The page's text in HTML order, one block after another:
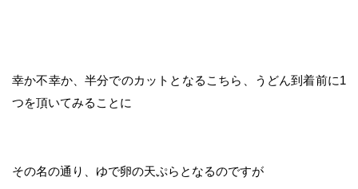
幸か不幸か、半分でのカットとなるこちら、うどん到着前に1
つを頂いてみることに
その名の通り、ゆで卵の天ぷらとなるのですが